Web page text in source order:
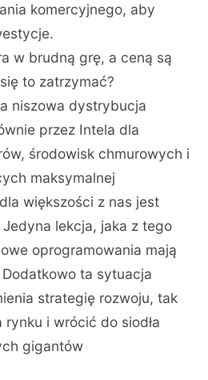
komercyjnego, aby
w brudną grę, a ceną są
to zatrzymać?
niszowa dystrybucja
przez Intela dla
środowisk chmurowych i
maksymalnej
większości z nas jest
lekcja, jaka z tego
oprogramowania mają
ta sytuacja
strategię rozwoju, tak
i wrócić do siodła
gigantów